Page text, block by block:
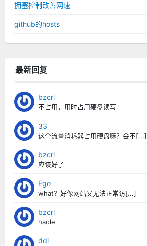
拥塞控制改善网速
github的hosts
最新回复
bzcrl
不占用，用时占用硬盘读写
33
这个流量消耗器占用硬盘嘛？会不[...]
bzcrl
应该好了
Ego
what？好像网站又无法正常访[...]
bzcrl
haole
ddl